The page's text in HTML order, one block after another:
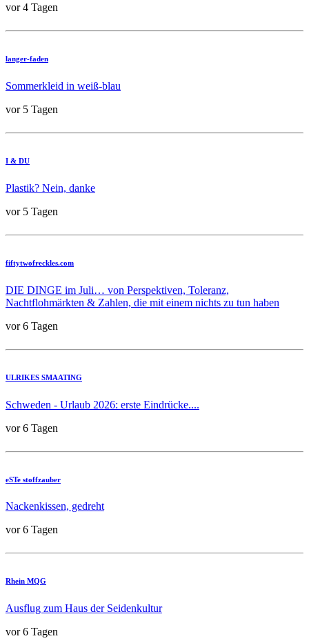
vor 4 Tagen
langer-faden
Sommerkleid in weiß-blau
vor 5 Tagen
I & DU
Plastik? Nein, danke
vor 5 Tagen
fiftytwofreckles.com
DIE DINGE im Juli… von Perspektiven, Toleranz,
Nachtflohmärkten & Zahlen, die mit einem nichts zu tun haben
vor 6 Tagen
ULRIKES SMAATING
Schweden - Urlaub 2026: erste Eindrücke....
vor 6 Tagen
eSTe stoffzauber
Nackenkissen, gedreht
vor 6 Tagen
Rhein MQG
Ausflug zum Haus der Seidenkultur
vor 6 Tagen